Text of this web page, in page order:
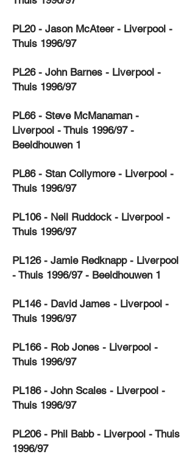
PL20 - Jason McAteer - Liverpool -
Thuis 1996/97
PL26 - John Barnes - Liverpool -
Thuis 1996/97
PL66 - Steve McManaman -
Liverpool - Thuis 1996/97 -
Beeldhouwen 1
PL86 - Stan Collymore - Liverpool -
Thuis 1996/97
PL106 - Neil Ruddock - Liverpool -
Thuis 1996/97
PL126 - Jamie Redknapp - Liverpool
- Thuis 1996/97 - Beeldhouwen 1
PL146 - David James - Liverpool -
Thuis 1996/97
PL166 - Rob Jones - Liverpool -
Thuis 1996/97
PL186 - John Scales - Liverpool -
Thuis 1996/97
PL206 - Phil Babb - Liverpool - Thuis
1996/97